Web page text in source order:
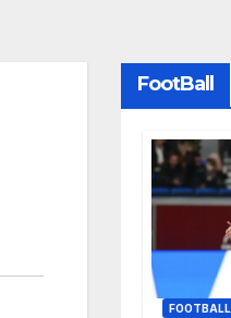
FootBall
FOOTBALL